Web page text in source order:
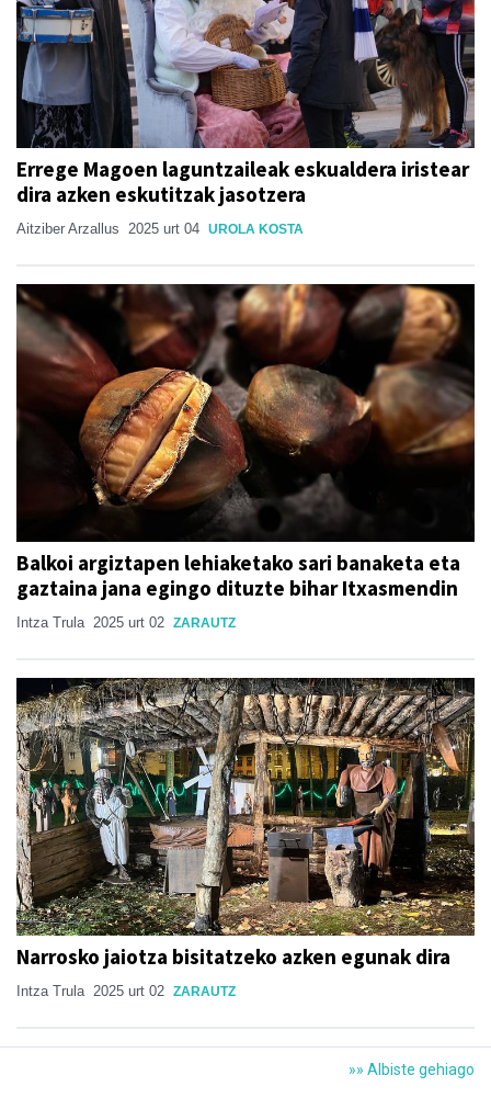
Errege Magoen laguntzaileak eskualdera iristear
dira azken eskutitzak jasotzera
Aitziber Arzallus 2025 urt 04 UROLA KOSTA
Balkoi argiztapen lehiaketako sari banaketa eta
gaztaina jana egingo dituzte bihar Itxasmendin
Intza Trula 2025 urt 02 ZARAUTZ
Narrosko jaiotza bisitatzeko azken egunak dira
Intza Trula 2025 urt 02 ZARAUTZ
»» Albiste gehiago